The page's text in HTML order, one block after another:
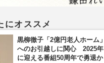
にオススメ
黒柳徹子「2億円老人ホーム」
へのお引越しに関心 2025年
に迎える番組50周年で勇退か